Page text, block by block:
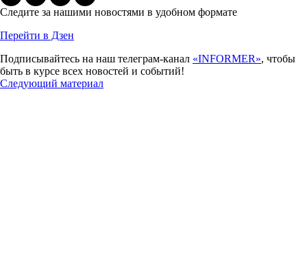
Следите за нашими новостями в удобном формате
Перейти в Дзен
Подписывайтесь на наш телеграм-канал «INFORMER», чтобы
быть в курсе всех новостей и событий!
Следующий материал